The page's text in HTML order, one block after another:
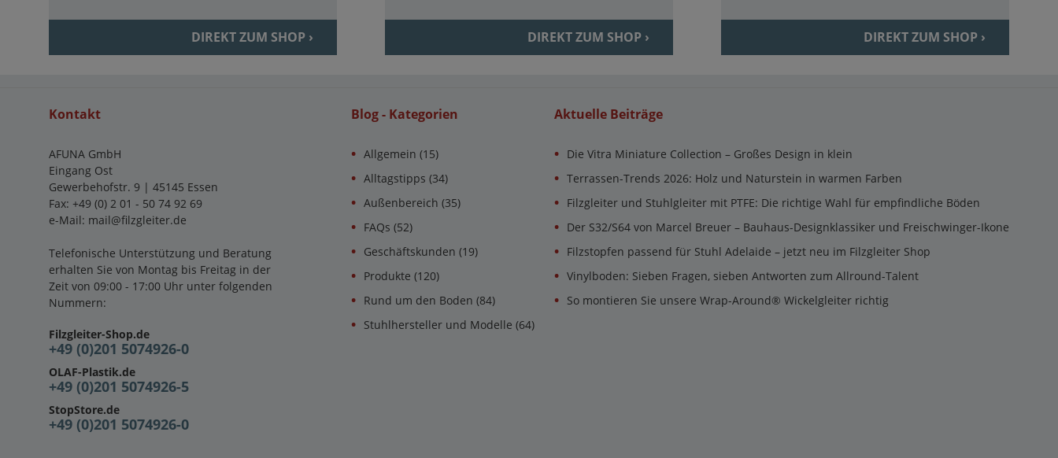
DIREKT ZUM SHOP › DIREKT ZUM SHOP › DIREKT ZUM SHOP ›
Kontakt
AFUNA GmbH
Eingang Ost
Gewerbehofstr. 9 | 45145 Essen
Fax: +49 (0) 2 01 - 50 74 92 69
e-Mail: mail@filzgleiter.de
Telefonische Unterstützung und Beratung
erhalten Sie von Montag bis Freitag in der
Zeit von 09:00 - 17:00 Uhr unter folgenden
Nummern:
Filzgleiter-Shop.de
+49 (0)201 5074926-0
OLAF-Plastik.de
+49 (0)201 5074926-5
StopStore.de
+49 (0)201 5074926-0
Blog - Kategorien
Allgemein (15)
Alltagstipps (34)
Außenbereich (35)
FAQs (52)
Geschäftskunden (19)
Produkte (120)
Rund um den Boden (84)
Stuhlhersteller und Modelle (64)
Aktuelle Beiträge
Die Vitra Miniature Collection – Großes Design in klein
Terrassen-Trends 2026: Holz und Naturstein in warmen Farben
Filzgleiter und Stuhlgleiter mit PTFE: Die richtige Wahl für empfindliche Böden
Der S32/S64 von Marcel Breuer – Bauhaus-Designklassiker und Freischwinger-Ikone
Filzstopfen passend für Stuhl Adelaide – jetzt neu im Filzgleiter Shop
Vinylboden: Sieben Fragen, sieben Antworten zum Allround-Talent
So montieren Sie unsere Wrap-Around® Wickelgleiter richtig